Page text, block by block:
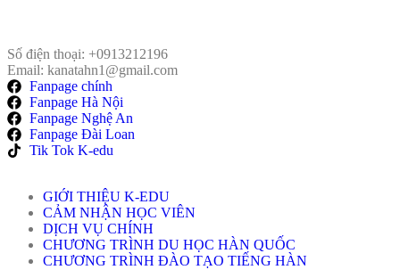
Số điện thoại: +0913212196
Email: kanatahn1@gmail.com
Fanpage chính
Fanpage Hà Nội
Fanpage Nghệ An
Fanpage Đài Loan
Tik Tok K-edu
GIỚI THIỆU K-EDU
CẢM NHẬN HỌC VIÊN
DỊCH VỤ CHÍNH
CHƯƠNG TRÌNH DU HỌC HÀN QUỐC
CHƯƠNG TRÌNH ĐÀO TẠO TIẾNG HÀN